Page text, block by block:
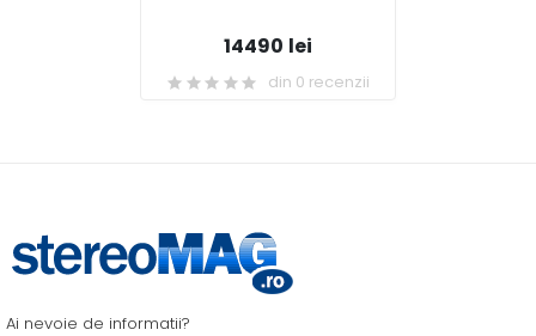
14490 lei
din 0 recenzii
Ai nevoie de informatii?